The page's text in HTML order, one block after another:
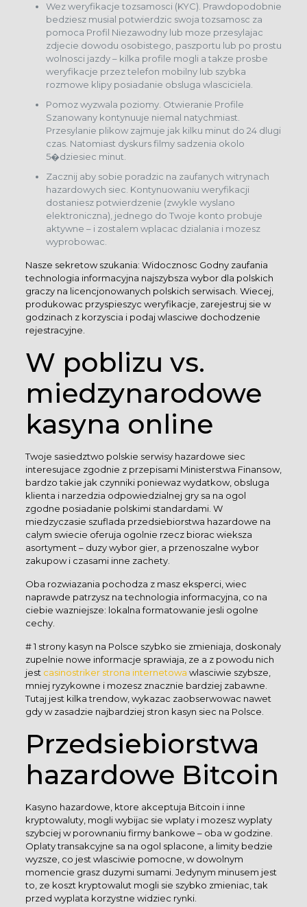
Wez weryfikacje tozsamosci (KYC). Prawdopodobnie
bedziesz musial potwierdzic swoja tozsamosc za
pomoca Profil Niezawodny lub moze przesylajac
zdjecie dowodu osobistego, paszportu lub po prostu
wolnosci jazdy – kilka profile mogli a takze prosbe
weryfikacje przez telefon mobilny lub szybka
rozmowe klipy posiadanie obsluga wlasciciela.
Pomoz wyzwala poziomy. Otwieranie Profile
Szanowany kontynuuje niemal natychmiast.
Przesylanie plikow zajmuje jak kilku minut do 24 dlugi
czas. Natomiast dyskurs filmy sadzenia okolo
5�dziesiec minut.
Zacznij aby sobie poradzic na zaufanych witrynach
hazardowych siec. Kontynuowaniu weryfikacji
dostaniesz potwierdzenie (zwykle wyslano
elektroniczna), jednego do Twoje konto probuje
aktywne – i zostalem wplacac dzialania i mozesz
wyprobowac.
Nasze sekretow szukania: Widocznosc Godny zaufania
technologia informacyjna najszybsza wybor dla polskich
graczy na licencjonowanych polskich serwisach. Wiecej,
produkowac przyspieszyc weryfikacje, zarejestruj sie w
godzinach z korzyscia i podaj wlasciwe dochodzenie
rejestracyjne.
W poblizu vs.
miedzynarodowe
kasyna online
Twoje sasiedztwo polskie serwisy hazardowe siec
interesujace zgodnie z przepisami Ministerstwa Finansow,
bardzo takie jak czynniki poniewaz wydatkow, obsluga
klienta i narzedzia odpowiedzialnej gry sa na ogol
zgodne posiadanie polskimi standardami. W
miedzyczasie szuflada przedsiebiorstwa hazardowe na
calym swiecie oferuja ogolnie rzecz biorac wieksza
asortyment – duzy wybor gier, a przenoszalne wybor
zakupow i czasami inne zachety.
Oba rozwiazania pochodza z masz eksperci, wiec
naprawde patrzysz na technologia informacyjna, co na
ciebie wazniejsze: lokalna formatowanie jesli ogolne
cechy.
# 1 strony kasyn na Polsce szybko sie zmieniaja, doskonaly
zupelnie nowe informacje sprawiaja, ze a z powodu nich
jest casinostriker strona internetowa wlasciwie szybsze,
mniej ryzykowne i mozesz znacznie bardziej zabawne.
Tutaj jest kilka trendow, wykazac zaobserwowac nawet
gdy w zasadzie najbardziej stron kasyn siec na Polsce.
Przedsiebiorstwa
hazardowe Bitcoin
Kasyno hazardowe, ktore akceptuja Bitcoin i inne
kryptowaluty, mogli wybijac sie wplaty i mozesz wyplaty
szybciej w porownaniu firmy bankowe – oba w godzine.
Oplaty transakcyjne sa na ogol splacone, a limity bedzie
wyzsze, co jest wlasciwie pomocne, w dowolnym
momencie grasz duzymi sumami. Jedynym minusem jest
to, ze koszt kryptowalut mogli sie szybko zmieniac, tak
przed wyplata korzystne widziec rynki.